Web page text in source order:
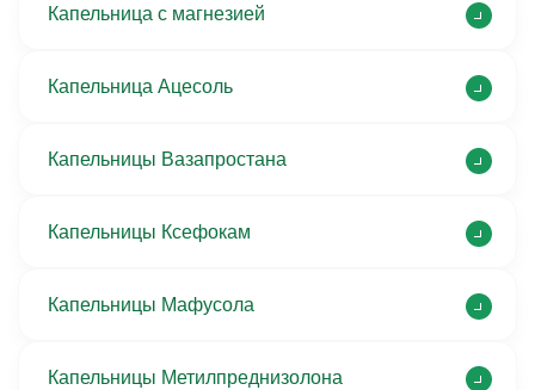
Капельница с магнезией
Капельница Ацесоль
Капельницы Вазапростана
Капельницы Ксефокам
Капельницы Мафусола
Капельницы Метилпреднизолона